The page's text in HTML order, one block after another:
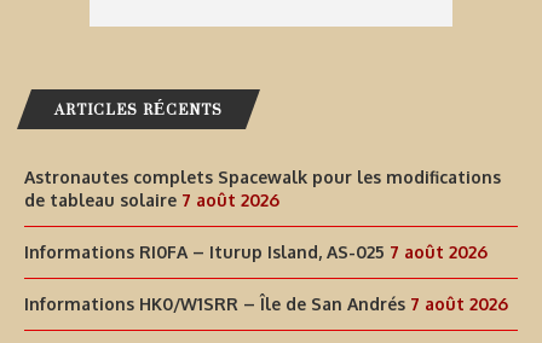
ARTICLES RÉCENTS
Astronautes complets Spacewalk pour les modifications
de tableau solaire 7 août 2026
Informations RI0FA – Iturup Island, AS-025 7 août 2026
Informations HK0/W1SRR – Île de San Andrés 7 août 2026